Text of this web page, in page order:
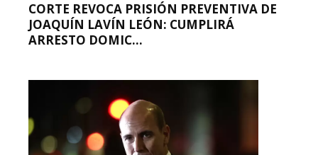
CORTE REVOCA PRISIÓN PREVENTIVA DE
JOAQUÍN LAVÍN LEÓN: CUMPLIRÁ
ARRESTO DOMIC...